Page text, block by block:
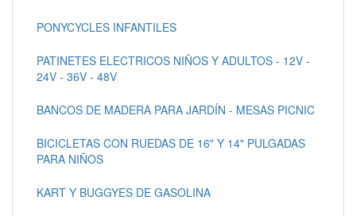
PONYCYCLES INFANTILES
PATINETES ELECTRICOS NIÑOS Y ADULTOS - 12V -
24V - 36V - 48V
BANCOS DE MADERA PARA JARDÍN - MESAS PICNIC
BICICLETAS CON RUEDAS DE 16" Y 14" PULGADAS
PARA NIÑOS
KART Y BUGGYES DE GASOLINA